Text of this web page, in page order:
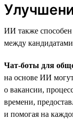
ИИ также способен
между
Чат-боты для
на основе ИИ
о вакансии,
времени,
и помогая на